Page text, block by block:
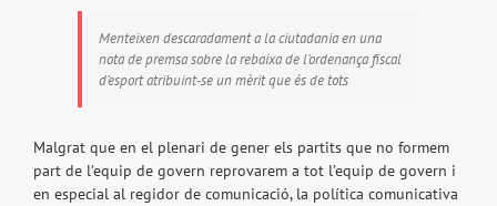
Menteixen descaradament a la ciutadania en una
nota de premsa sobre la rebaixa de l’ordenança fiscal
d’esport atribuint-se un mèrit que és de tots
Malgrat que en el plenari de gener els partits que no formem
part de l’equip de govern reprovarem a tot l’equip de govern i
en especial al regidor de comunicació, la política comunicativa